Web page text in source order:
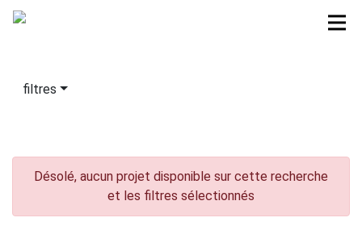
filtres
Désolé, aucun projet disponible sur cette recherche
et les filtres sélectionnés